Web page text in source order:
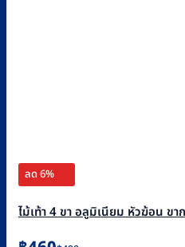
ลด 6%
ไม้เท้า 4 ขา อลูมิเนียม หัวฆ้อน ขา